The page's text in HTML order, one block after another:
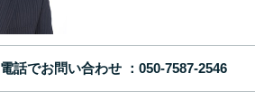
電話でお問い合わせ